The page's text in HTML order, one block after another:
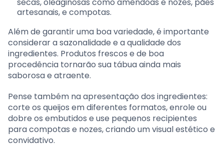
artesanais, e compotas.
Além de garantir uma boa variedade, é importante
considerar a sazonalidade e a qualidade dos
ingredientes. Produtos frescos e de boa
procedência tornarão sua tábua ainda mais
saborosa e atraente.
Pense também na apresentação dos ingredientes:
corte os queijos em diferentes formatos, enrole ou
dobre os embutidos e use pequenos recipientes
para compotas e nozes, criando um visual estético e
convidativo.